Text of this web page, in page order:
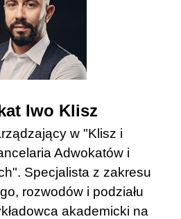
Iwo Klisz
w "Klisz i
Adwokatów i
Specjalista z zakresu
rozwodów i podziału
akademicki na